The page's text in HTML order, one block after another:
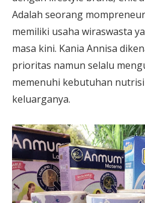
Adalah seorang
memiliki usaha wiraswasta
masa kini. Kania Annisa
prioritas namun selalu
memenuhi kebutuhan
keluarganya.